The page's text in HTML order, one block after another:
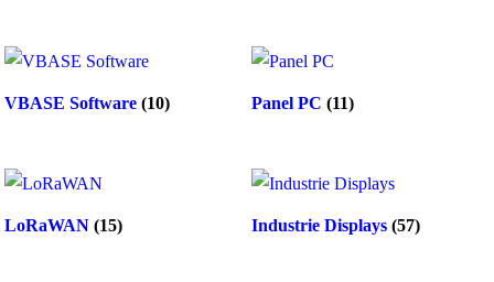
VBASE Software (10) Panel PC (11)
LoRaWAN (15) Industrie Displays (57)